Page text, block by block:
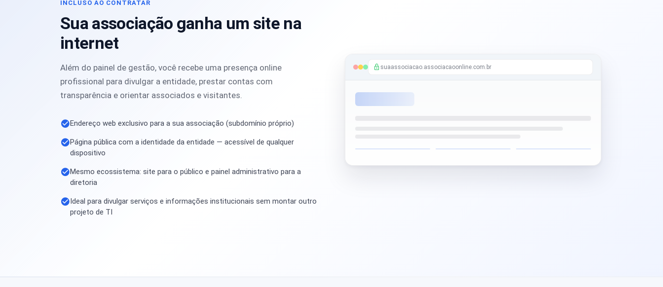
INCLUSO AO CONTRATAR
Sua associação ganha um site na
internet
Além do painel de gestão, você recebe uma presença online
profissional para divulgar a entidade, prestar contas com
transparência e orientar associados e visitantes.
Endereço web exclusivo para a sua associação (subdomínio próprio)
Página pública com a identidade da entidade — acessível de qualquer
dispositivo
Mesmo ecossistema: site para o público e painel administrativo para a
diretoria
Ideal para divulgar serviços e informações institucionais sem montar outro
projeto de TI
suaassociacao.associacaoonline.com.br